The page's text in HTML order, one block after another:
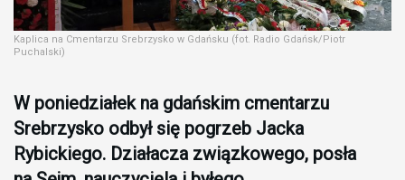
Kaplica na Cmentarzu Srebrzysko w Gdańsku (fot. Radio Gdańsk/Piotr
Puchalski)
W poniedziałek na gdańskim cmentarzu
Srebrzysko odbył się pogrzeb Jacka
Rybickiego. Działacza związkowego, posła